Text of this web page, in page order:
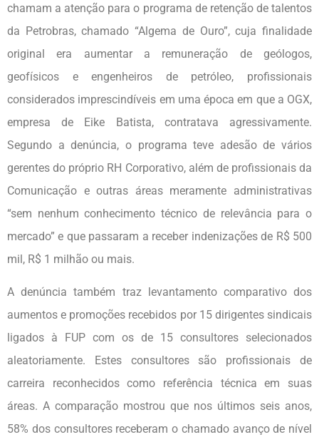
chamam a atenção para o programa de retenção de talentos
da Petrobras, chamado “Algema de Ouro”, cuja finalidade
original era aumentar a remuneração de geólogos,
geofísicos e engenheiros de petróleo, profissionais
considerados imprescindíveis em uma época em que a OGX,
empresa de Eike Batista, contratava agressivamente.
Segundo a denúncia, o programa teve adesão de vários
gerentes do próprio RH Corporativo, além de profissionais da
Comunicação e outras áreas meramente administrativas
“sem nenhum conhecimento técnico de relevância para o
mercado” e que passaram a receber indenizações de R$ 500
mil, R$ 1 milhão ou mais.
A denúncia também traz levantamento comparativo dos
aumentos e promoções recebidos por 15 dirigentes sindicais
ligados à FUP com os de 15 consultores selecionados
aleatoriamente. Estes consultores são profissionais de
carreira reconhecidos como referência técnica em suas
áreas. A comparação mostrou que nos últimos seis anos,
58% dos consultores receberam o chamado avanço de nível